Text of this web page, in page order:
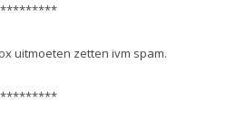
uitmoeten zetten ivm spam.